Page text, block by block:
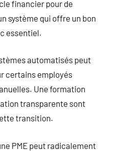
financier pour de
système qui offre un bon
essentiel.
automatisés peut
certains employés
Une formation
transparente sont
transition.
PME peut radicalement